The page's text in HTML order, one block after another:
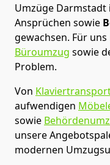
Umzüge Darmstadt
Ansprüchen sowie
gewachsen. Für
Büroumzug sowie
Problem.
Von
aufwendigen
sowie
unsere
modernen